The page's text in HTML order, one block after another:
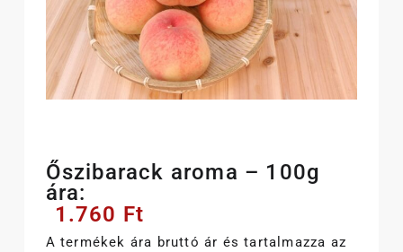
Őszibarack aroma – 100g
ára:
1.760 Ft
A termékek ára bruttó ár és tartalmazza az